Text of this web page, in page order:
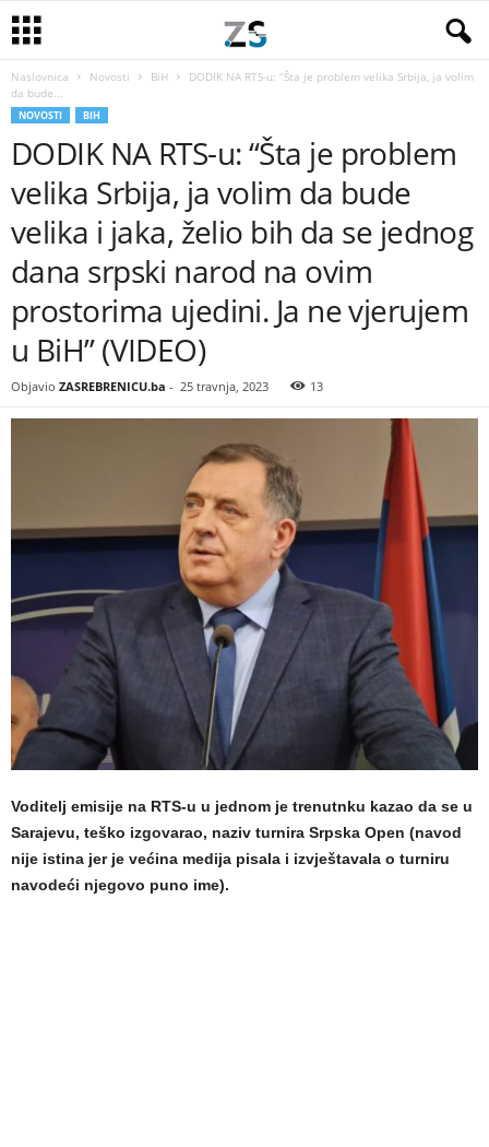
Naslovnica Novosti BiH
DODIK NA RTS-u: “Šta je problem velika Srbija, ja volim
da bude...
NOVOSTI BIH
DODIK NA RTS-u: “Šta je problem
velika Srbija, ja volim da bude
velika i jaka, želio bih da se jednog
dana srpski narod na ovim
prostorima ujedini. Ja ne vjerujem
u BiH” (VIDEO)
Objavio ZASREBRENICU.ba - 25 travnja, 2023 13
Voditelj emisije na RTS-u u jednom je trenutnku kazao da se u
Sarajevu, teško izgovarao, naziv turnira Srpska Open (navod
nije istina jer je većina medija pisala i izvještavala o turniru
navodeći njegovo puno ime).